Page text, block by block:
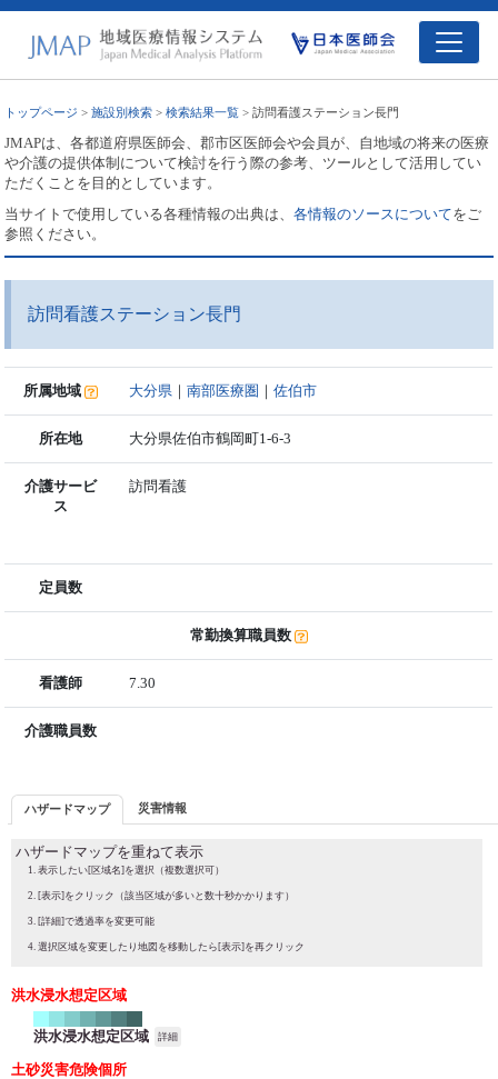
トップページ >施設別検索 >検索結果一覧 > 訪問看護ステーション長門
JMAPは、各都道府県医師会、郡市区医師会や会員が、自地域の将来の医療
や介護の提供体制について検討を行う際の参考、ツールとして活用してい
ただくことを目的としています。
当サイトで使用している各種情報の出典は、各情報のソースについてをご
参照ください。
訪問看護ステーション長門
所属地域 大分県 ｜南部医療圏 ｜佐伯市
所在地 大分県佐伯市鶴岡町1-6-3
介護サービ
ス
訪問看護
定員数
常勤換算職員数
看護師 7.30
介護職員数
ハザードマップ 災害情報
ハザードマップを重ねて表示
表示したい[区域名]を選択（複数選択可）
[表示]をクリック（該当区域が多いと数十秒かかります）
[詳細]で透過率を変更可能
選択区域を変更したり地図を移動したら[表示]を再クリック
洪水浸水想定区域
洪水浸水想定区域 詳細
土砂災害危険個所